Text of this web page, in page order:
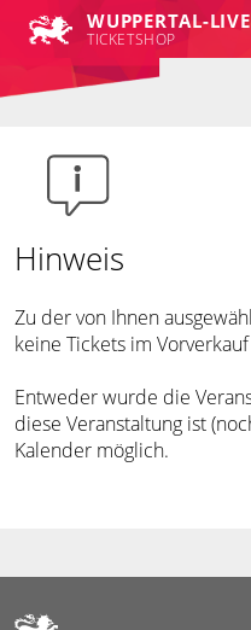
WUPPERTAL-LIVE
TICKETSHOP
Hinweis
Zu der von Ihnen
keine Tickets im
Entweder wurde die
diese Veranstaltung ist
Kalender möglich.